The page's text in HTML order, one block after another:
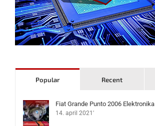
Popular Recent
Fiat Grande Punto 2006 Elektronika
14. april 2021'